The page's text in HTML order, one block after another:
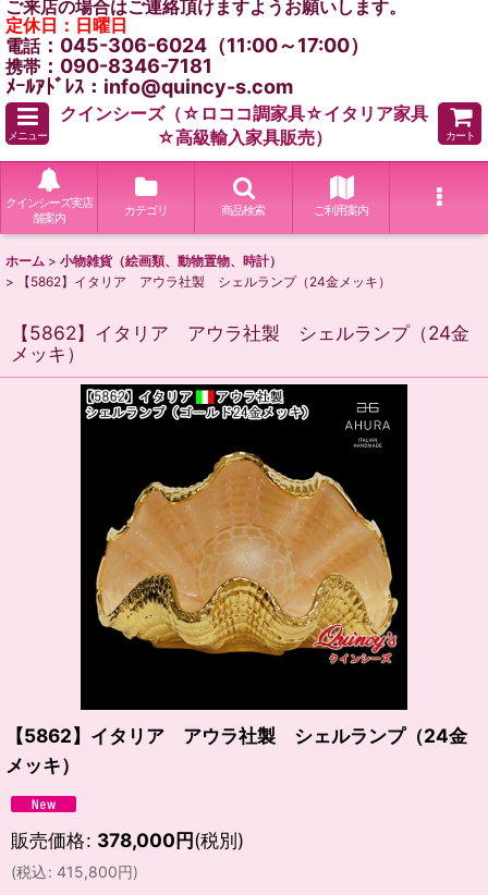
ご来店の場合はご連絡頂けますようお願いします。
定休日：日曜日
電話：045-306-6024（11:00～17:00）
携帯 ：090-8346-7181
ﾒｰﾙｱﾄﾞﾚｽ：info@quincy-s.com
メニュー
クインシーズ（☆ロココ調家具☆イタリア家具
☆高級輸入家具販売）
カート
クインシーズ実店
舗案内
カテゴリ 商品検索 ご利用案内
ホーム > 小物雑貨（絵画類、動物置物、時計）
>
【5862】イタリア アウラ社製 シェルランプ（24金メッキ）
【5862】イタリア アウラ社製 シェルランプ（24金
メッキ）
【5862】イタリア アウラ社製 シェルランプ（24金
メッキ）
販売価格: 378,000円(税別)
(税込: 415,800円)